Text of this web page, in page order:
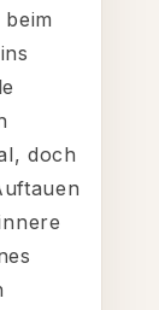
doch